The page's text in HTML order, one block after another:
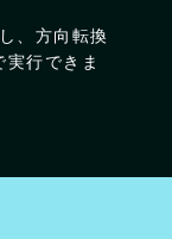
、方向転換
行できま